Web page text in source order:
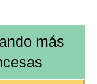
más